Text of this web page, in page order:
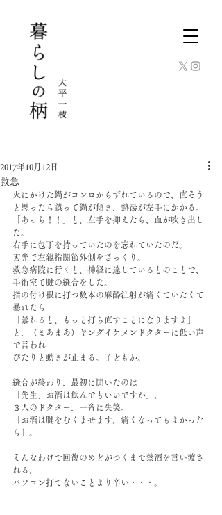
救急
2017年10月12日
火にかけた鍋がコンロからずれているので、直そう
と思ったら誤って鍋が傾き、熱湯が左手にかかる。
「あっち！！」と、左手を抑えたら、血が吹き出し
た。
右手に包丁を持っていたのを忘れていたのだ。
刃先で左親指関節外側をざっくり。
救急病院に行くと、神経に達しているとのことで、
手術室で腱の縫合をした。
指の付け根に打つ数本の麻酔注射が痛くていたくて
暴れたら
「暴れると、もっと打ち直すことになりますよ」
と、（まあまあ）ヤングイケメンドクターに低い声
で言われ
ぴたりと動きが止まる。子どもか。
縫合が終わり、最初に聞いたのは
「先生、お酒は飲んでもいいですか」。
３人のドクター、一斉に失笑。
「お酒は腱をむくませます。痛くなってもよかった
ら」。
そんなわけで回復のめどがつくまで禁酒を言い渡さ
れる。
パソコン打てないことより辛い・・・。